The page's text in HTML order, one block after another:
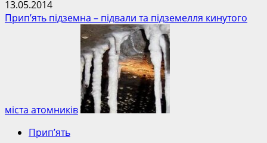
13.05.2014
Прип’ять підземна – підвали та підземелля кинутого
міста атомників
Прип’ять